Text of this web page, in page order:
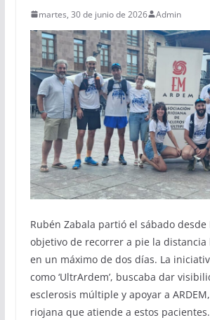
martes, 30 de junio de 2026 Admin
Rubén Zabala partió el sábado desde
objetivo de recorrer a pie la distancia
en un máximo de dos días. La
como ‘UltrArdem’, buscaba dar
esclerosis múltiple y apoyar a
riojana que atiende a estos